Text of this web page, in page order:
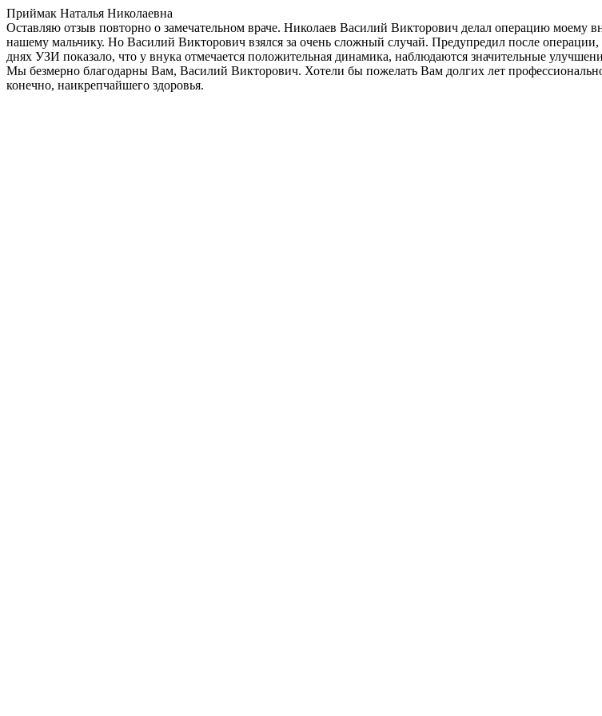
Приймак Наталья Николаевна
Оставляю отзыв повторно о замечательном враче. Николаев Василий Викторович делал операцию моему
нашему мальчику. Но Василий Викторович взялся за очень сложный случай. Предупредил после
днях УЗИ показало, что у внука отмечается положительная динамика, наблюдаются значительные
Мы безмерно благодарны Вам, Василий Викторович. Хотели бы пожелать Вам долгих лет
конечно, наикрепчайшего здоровья.